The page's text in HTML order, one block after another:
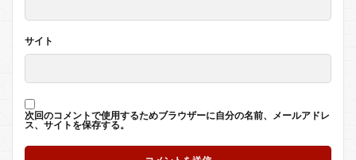
サイト
次回のコメントで使用するためブラウザーに自分の名前、メールアドレ
ス、サイトを保存する。